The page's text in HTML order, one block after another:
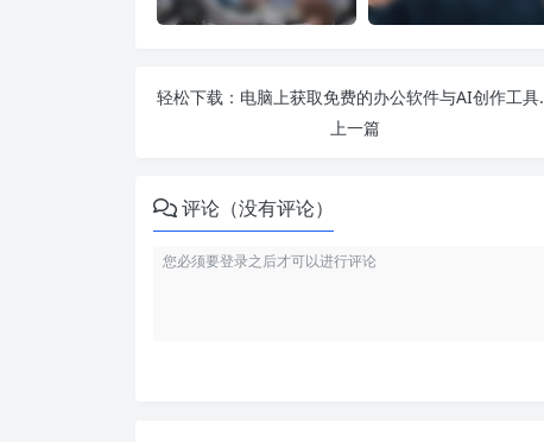
轻松下载：
上一篇
评论（没有评论）